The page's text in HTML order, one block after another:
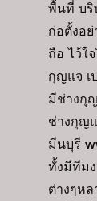
พื้นที่ บริ
ก่อตั้งอ
ถือ ไว้ใ
กุญแจ เ
มีช่างกุ
ช่างกุญ
มีนบุรี
ทั้งมีทีม
ต่างๆห